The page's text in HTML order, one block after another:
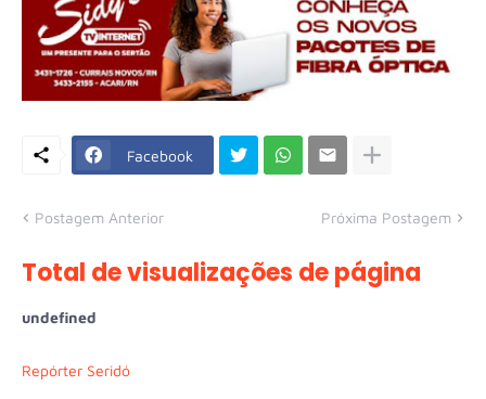
Facebook
Postagem Anterior Próxima Postagem
Total de visualizações de página
undefned
Repórter Seridó